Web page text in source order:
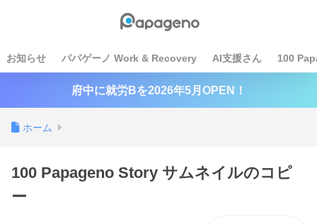
お知らせ パパゲーノ Work & Recovery AI支援さん 100
府中に就労Bを2026年5月OPEN！
ホーム
100 Papageno Story サムネイルのコピ
ー